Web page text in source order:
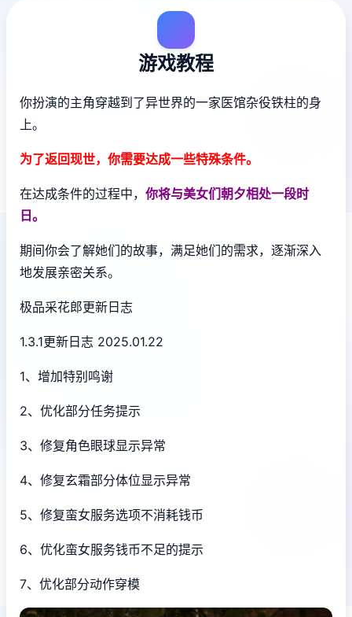
游戏教程
你扮演的主角穿越到了异世界的一家医馆杂役铁柱的身
上。
为了返回现世，你需要达成一些特殊条件。
在达成条件的过程中， 你将与美女们朝夕相处一段时
日。
期间你会了解她们的故事，满足她们的需求，逐渐深入
地发展亲密关系。
极品采花郎更新日志
1.3.1更新日志 2025.01.22
1、增加特别鸣谢
2、优化部分任务提示
3、修复角色眼球显示异常
4、修复玄霜部分体位显示异常
5、修复蛮女服务选项不消耗钱币
6、优化蛮女服务钱币不足的提示
7、优化部分动作穿模